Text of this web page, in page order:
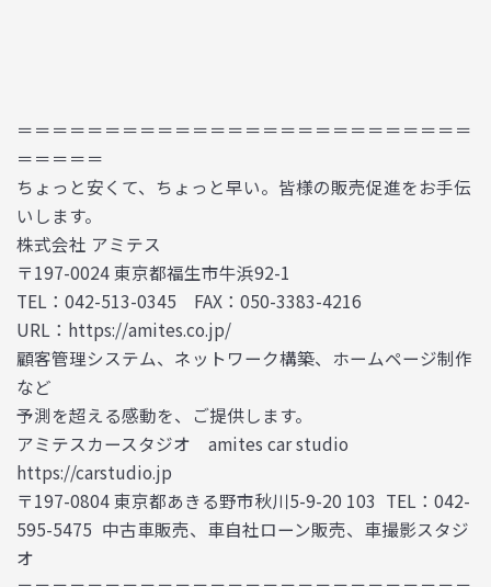
＝＝＝＝＝＝＝＝＝＝＝＝＝＝＝＝＝＝＝＝＝＝＝＝＝＝
＝＝＝＝＝
ちょっと安くて、ちょっと早い。皆様の販売促進をお手伝
いします。
株式会社 アミテス
〒197-0024 東京都福生市牛浜92-1
TEL：042-513-0345 FAX：050-3383-4216
URL：https://amites.co.jp/
顧客管理システム、ネットワーク構築、ホームページ制作
など
予測を超える感動を、ご提供します。
アミテスカースタジオ amites car studio
https://carstudio.jp
〒197-0804 東京都あきる野市秋川5-9-20 103 TEL：042-
595-5475 中古車販売、車自社ローン販売、車撮影スタジ
オ